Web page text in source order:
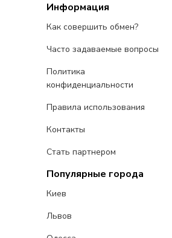
Информация
Как совершить обмен?
Часто задаваемые вопросы
Политика
конфиденциальности
Правила использования
Контакты
Стать партнером
Популярные города
Киев
Львов